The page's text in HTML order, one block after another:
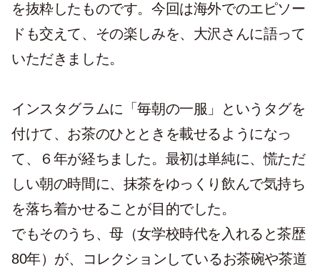
を抜粋したものです。今回は海外でのエピソー
ドも交えて、その楽しみを、大沢さんに語って
いただきました。
インスタグラムに「毎朝の一服」というタグを
付けて、お茶のひとときを載せるようになっ
て、６年が経ちました。最初は単純に、慌ただ
しい朝の時間に、抹茶をゆっくり飲んで気持ち
を落ち着かせることが目的でした。
でもそのうち、母（女学校時代を入れると茶歴
80年）が、コレクションしているお茶碗や茶道